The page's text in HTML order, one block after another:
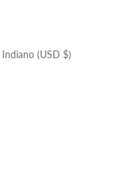
(USD $)